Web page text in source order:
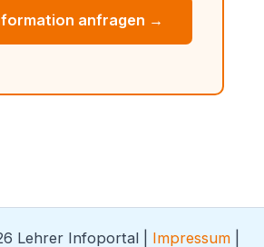
anfragen →
Lehrer Infoportal | Impressum|